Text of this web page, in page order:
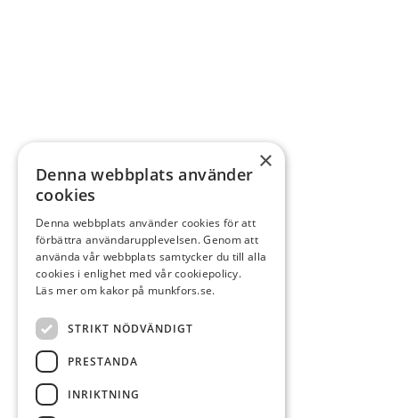
×
Denna webbplats använder
cookies
Denna webbplats använder cookies för att
förbättra användarupplevelsen. Genom att
använda vår webbplats samtycker du till alla
cookies i enlighet med vår cookiepolicy.
Läs mer om kakor på munkfors.se.
STRIKT NÖDVÄNDIGT
PRESTANDA
INRIKTNING